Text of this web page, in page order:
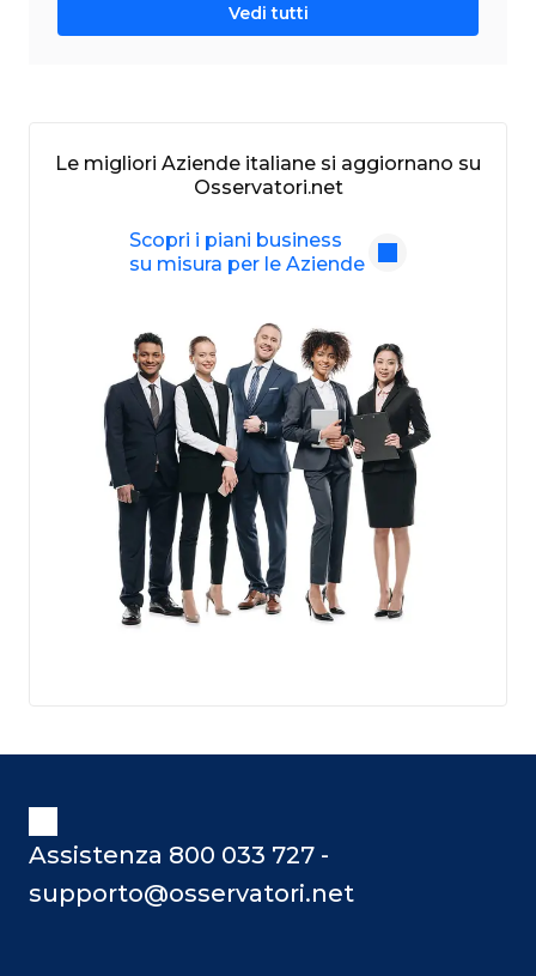
Vedi tutti
Le migliori Aziende italiane si aggiornano su
Osservatori.net
Scopri i piani business
su misura per le Aziende
Assistenza 800 033 727 -
supporto@osservatori.net